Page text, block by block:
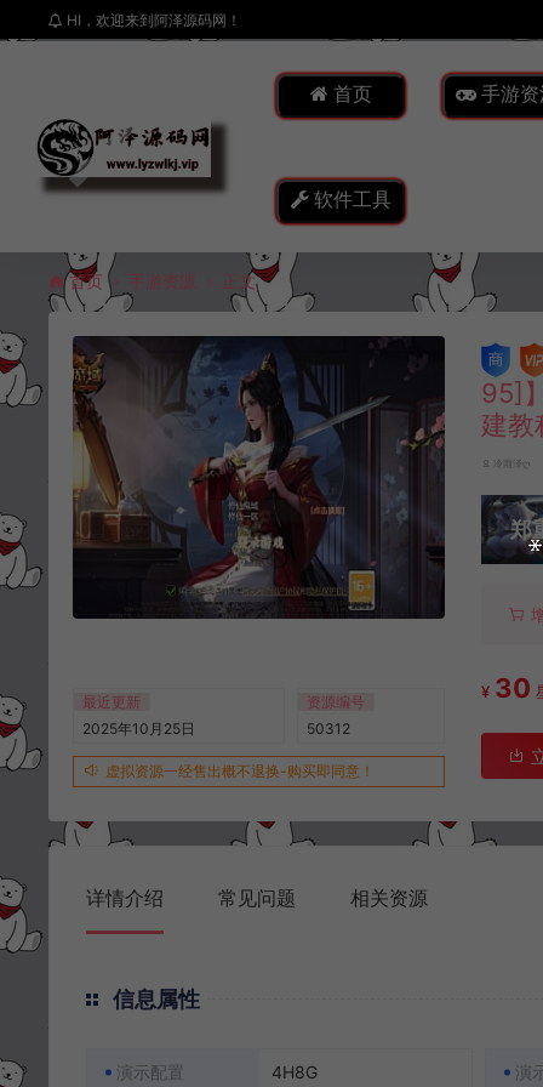
HI，欢迎来到阿泽源码网！
首页 手游资
软件工具
首页 手游资源 正文
最近更新
2025年10月25日
资源编号
50312
虚拟资源一经售出概不退换-购买即同意！
95]
建教
冷雨泽ღ
郑
¥ 30
详情介绍 常见问题 相关资源
信息属性
演示配置 4H8G 演